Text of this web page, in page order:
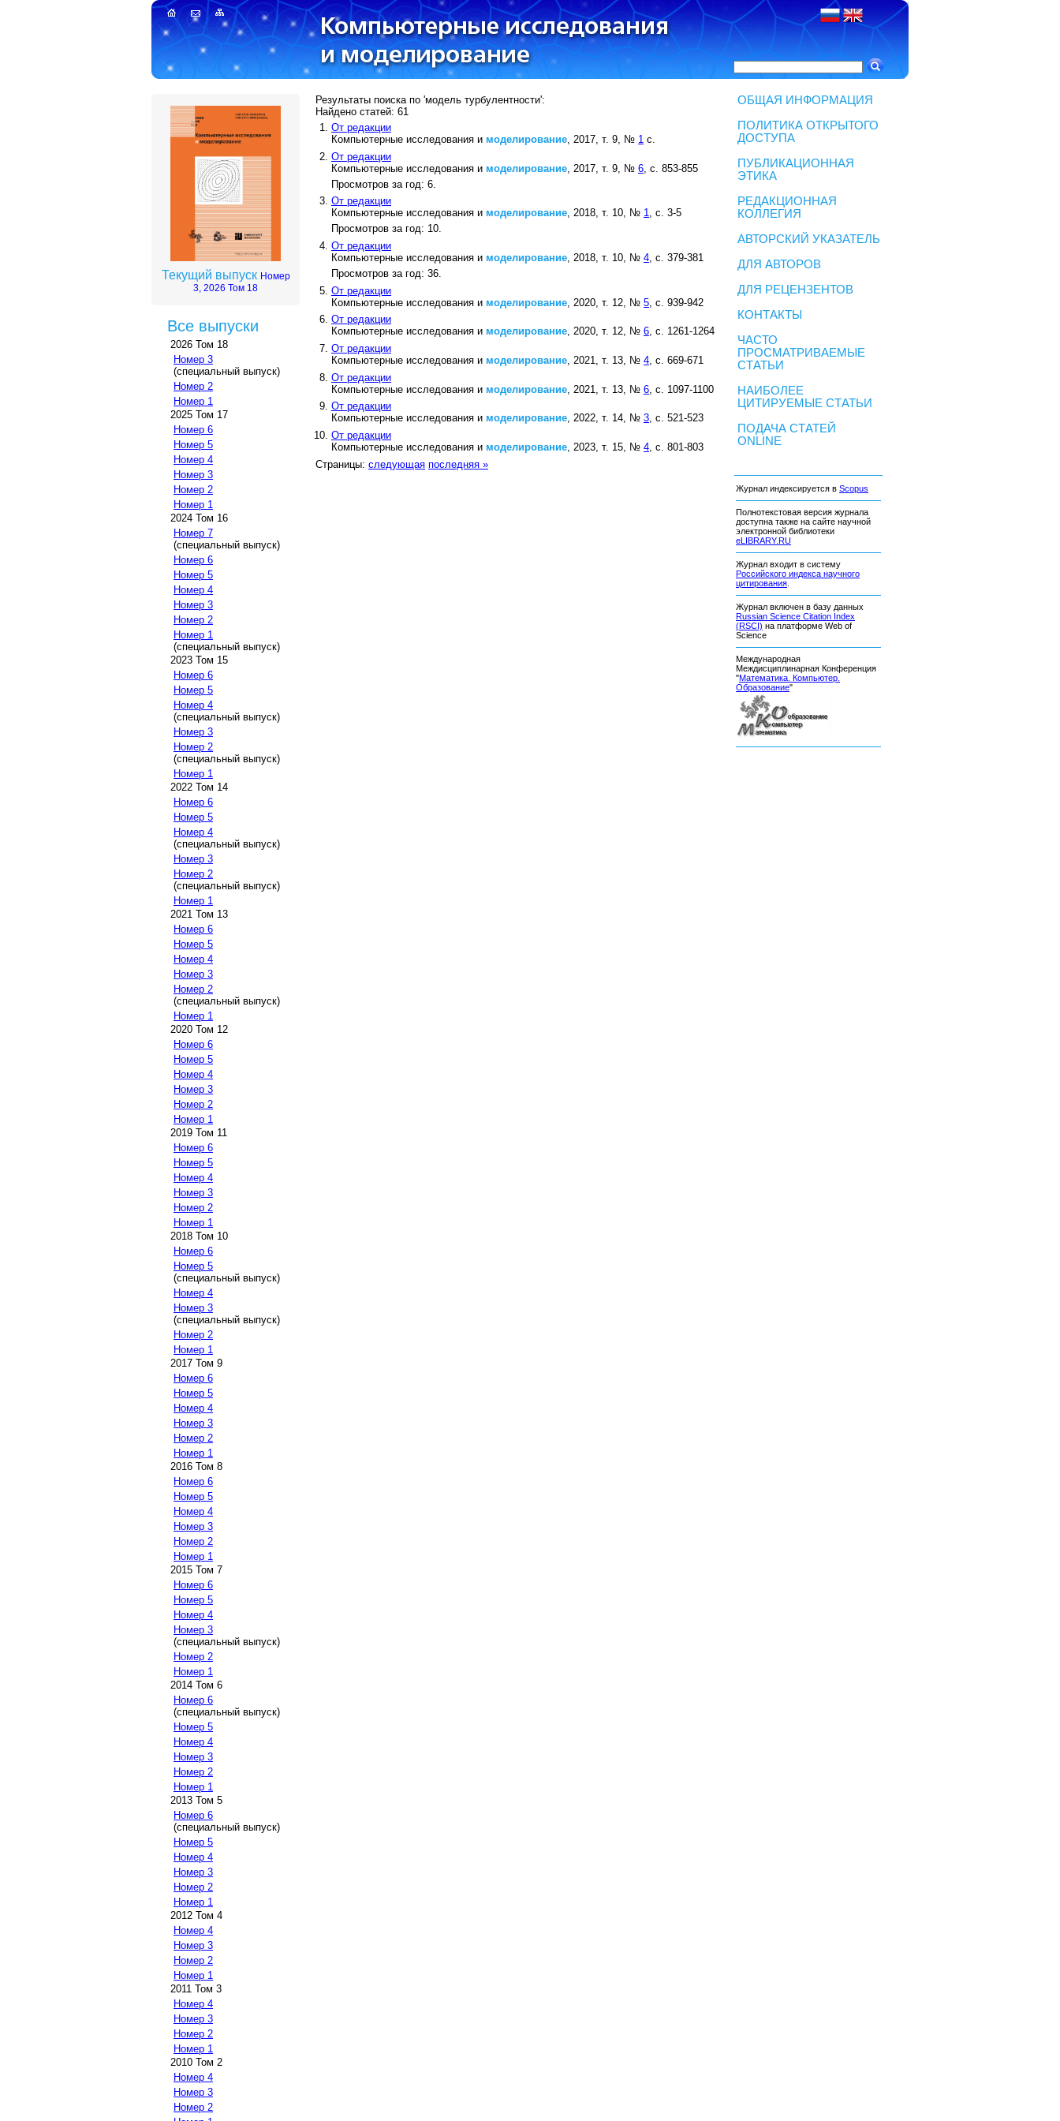
Текущий выпуск Номер
3, 2026 Том 18
Все выпуски
2026 Том 18
Номер 3
(специальный выпуск)
Номер 2
Номер 1
2025 Том 17
Номер 6
Номер 5
Номер 4
Номер 3
Номер 2
Номер 1
2024 Том 16
Номер 7
(специальный выпуск)
Номер 6
Номер 5
Номер 4
Номер 3
Номер 2
Номер 1
(специальный выпуск)
2023 Том 15
Номер 6
Номер 5
Номер 4
(специальный выпуск)
Номер 3
Номер 2
(специальный выпуск)
Номер 1
2022 Том 14
Номер 6
Номер 5
Номер 4
(специальный выпуск)
Номер 3
Номер 2
(специальный выпуск)
Номер 1
2021 Том 13
Номер 6
Номер 5
Номер 4
Номер 3
Номер 2
(специальный выпуск)
Номер 1
2020 Том 12
Номер 6
Номер 5
Номер 4
Номер 3
Номер 2
Номер 1
2019 Том 11
Номер 6
Номер 5
Номер 4
Номер 3
Номер 2
Номер 1
2018 Том 10
Номер 6
Номер 5
(специальный выпуск)
Номер 4
Номер 3
(специальный выпуск)
Номер 2
Номер 1
2017 Том 9
Номер 6
Номер 5
Номер 4
Номер 3
Номер 2
Номер 1
2016 Том 8
Номер 6
Номер 5
Номер 4
Номер 3
Номер 2
Номер 1
2015 Том 7
Номер 6
Номер 5
Номер 4
Номер 3
(специальный выпуск)
Номер 2
Номер 1
2014 Том 6
Номер 6
(специальный выпуск)
Номер 5
Номер 4
Номер 3
Номер 2
Номер 1
2013 Том 5
Номер 6
(специальный выпуск)
Номер 5
Номер 4
Номер 3
Номер 2
Номер 1
2012 Том 4
Номер 4
Номер 3
Номер 2
Номер 1
2011 Том 3
Номер 4
Номер 3
Номер 2
Номер 1
2010 Том 2
Номер 4
Номер 3
Номер 2
Результаты поиска по 'модель турбулентности':
Найдено статей: 61
От редакции
Компьютерные исследования и моделирование, 2017, т. 9, № 1 с.
От редакции
Компьютерные исследования и моделирование , 2017, т. 9, № 6 , с. 853-855
Просмотров за год: 6.
От редакции
Компьютерные исследования и моделирование, 2018, т. 10, № 1, с. 3-5
Просмотров за год: 10.
От редакции
Компьютерные исследования и моделирование , 2018, т. 10, № 4 , с. 379-381
Просмотров за год: 36.
От редакции
Компьютерные исследования и моделирование , 2020, т. 12, № 5 , с. 939-942
От редакции
Компьютерные исследования и моделирование, 2020, т. 12, № 6, с. 1261-1264
От редакции
Компьютерные исследования и моделирование , 2021, т. 13, № 4 , с. 669-671
От редакции
Компьютерные исследования и моделирование , 2021, т. 13, № 6 , с. 1097-1100
От редакции
Компьютерные исследования и моделирование, 2022, т. 14, № 3, с. 521-523
От редакции
Компьютерные исследования и моделирование , 2023, т. 15, № 4 , с. 801-803
Страницы: следующая последняя »
ОБЩАЯ ИНФОРМАЦИЯ
ПОЛИТИКА ОТКРЫТОГО
ДОСТУПА
ПУБЛИКАЦИОННАЯ
ЭТИКА
РЕДАКЦИОННАЯ
КОЛЛЕГИЯ
АВТОРСКИЙ УКАЗАТЕЛЬ
ДЛЯ АВТОРОВ
ДЛЯ РЕЦЕНЗЕНТОВ
КОНТАКТЫ
ЧАСТО
ПРОСМАТРИВАЕМЫЕ
СТАТЬИ
НАИБОЛЕЕ
ЦИТИРУЕМЫЕ СТАТЬИ
ПОДАЧА СТАТЕЙ
ONLINE
Журнал индексируется в Scopus
Полнотекстовая версия журнала
доступна также на сайте научной
электронной библиотеки
eLIBRARY.RU
Журнал входит в систему
Российского индекса научного
цитирования
Журнал включен в базу данных
Russian Science Citation Index
(RSCI) на платформе Web of
Science
Международная
Междисциплинарная Конференция
"Математика. Компьютер.
Образование"